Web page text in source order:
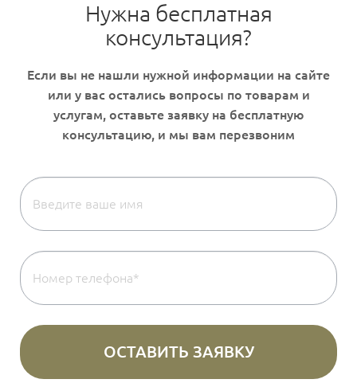
Нужна бесплатная
консультация?